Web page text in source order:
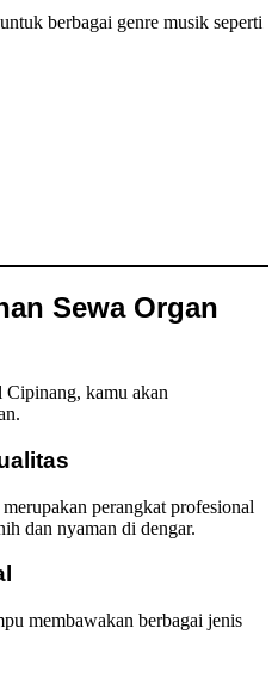
berbagai genre musik seperti
Sewa Organ
Cipinang, kamu akan
perangkat profesional
dan nyaman di dengar.
membawakan berbagai jenis